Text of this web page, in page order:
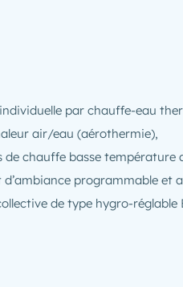
par chauffe-eau
air/eau (aérothermie),
de chauffe basse
programmable et
de type hygro-